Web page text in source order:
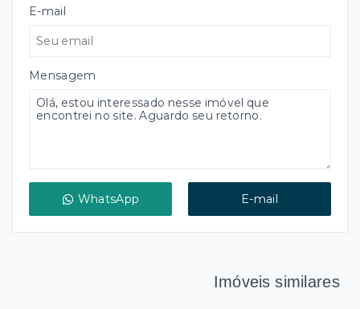
E-mail
Mensagem
WhatsApp E-mail
Imóveis similares